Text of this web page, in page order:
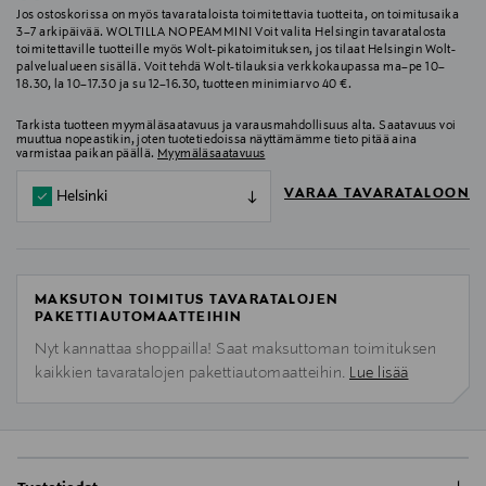
Jos ostoskorissa on myös tavarataloista toimitettavia tuotteita, on toimitusaika
3–7 arkipäivää. WOLTILLA NOPEAMMIN! Voit valita Helsingin tavaratalosta
toimitettaville tuotteille myös Wolt-pikatoimituksen, jos tilaat Helsingin Wolt-
palvelualueen sisällä. Voit tehdä Wolt-tilauksia verkkokaupassa ma–pe 10–
18.30, la 10–17.30 ja su 12–16.30, tuotteen minimiarvo 40 €.
Tarkista tuotteen myymäläsaatavuus ja varausmahdollisuus alta. Saatavuus voi
muuttua nopeastikin, joten tuotetiedoissa näyttämämme tieto pitää aina
varmistaa paikan päällä. Myymäläsaatavuus
Helsinki VARAA TAVARATALOON
MAKSUTON TOIMITUS TAVARATALOJEN
PAKETTIAUTOMAATTEIHIN
Nyt kannattaa shoppailla! Saat maksuttoman toimituksen
kaikkien tavaratalojen pakettiautomaatteihin. Lue lisää